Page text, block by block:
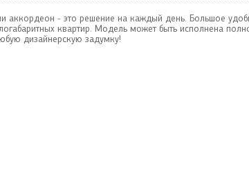
аккордеон - это решение на каждый день. Большое
квартир. Модель может быть исполнена
дизайнерскую задумку!